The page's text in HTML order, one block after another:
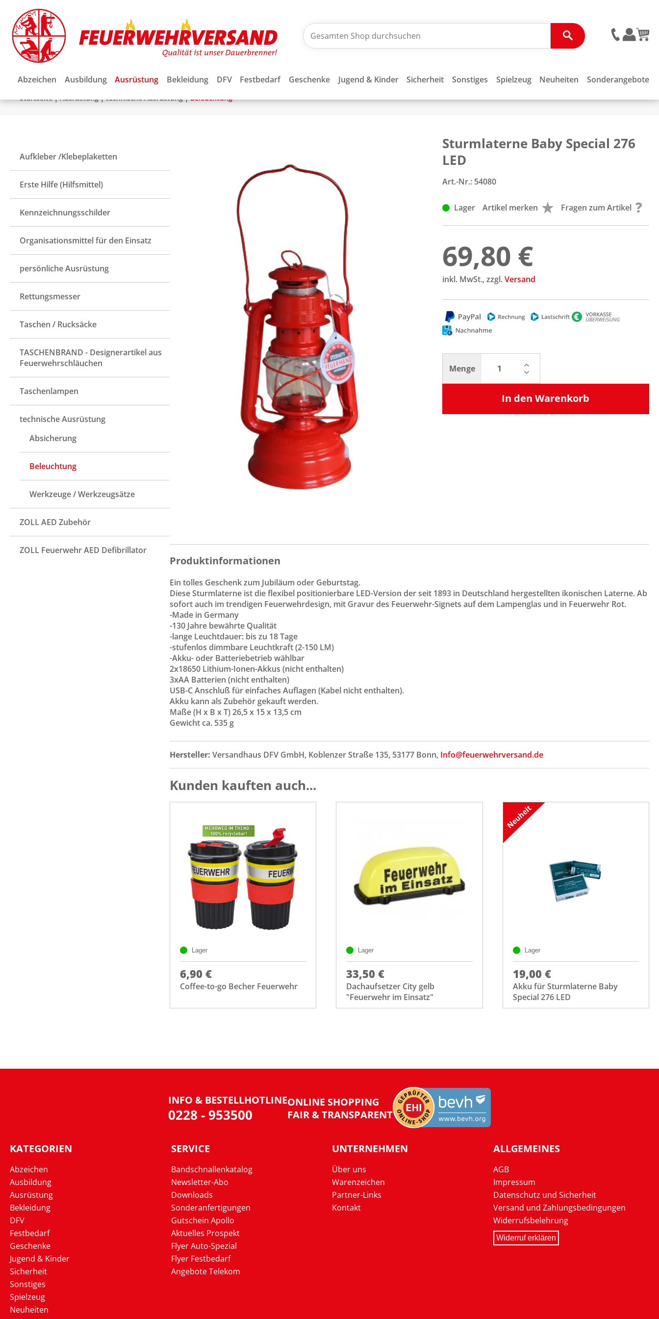
Abzeichen Ausbildung Ausrüstung Bekleidung DFV Festbedarf Geschenke Jugend & Kinder Sicherheit Sonstiges Spielzeug Neuheiten Sonderangebote
Startseite|Ausrüstung|technische Ausrüstung|Beleuchtung
Aufkleber /Klebeplaketten
Erste Hilfe (Hilfsmittel)
Kennzeichnungsschilder
Organisationsmittel für den Einsatz
persönliche Ausrüstung
Rettungsmesser
Taschen / Rucksäcke
TASCHENBRAND - Designerartikel aus
Feuerwehrschläuchen
Taschenlampen
technische Ausrüstung
Absicherung
Beleuchtung
Werkzeuge / Werkzeugsätze
ZOLL AED Zubehör
ZOLL Feuerwehr AED Defibrillator
Sturmlaterne Baby Special 276
LED
Art.-Nr.: 54080
Lager Artikel merken Fragen zum Artikel
69,80 €
inkl. MwSt., zzgl.Versand
Menge
In den Warenkorb
Produktinformationen
Ein tolles Geschenk zum Jubiläum oder Geburtstag.
Diese Sturmlaterne ist die flexibel positionierbare LED-Version der seit 1893 in Deutschland hergestellten ikonischen Laterne. Ab
sofort auch im trendigen Feuerwehrdesign, mit Gravur des Feuerwehr-Signets auf dem Lampenglas und in Feuerwehr Rot.
-Made in Germany
-130 Jahre bewährte Qualität
-lange Leuchtdauer: bis zu 18 Tage
-stufenlos dimmbare Leuchtkraft (2-150 LM)
-Akku- oder Batteriebetrieb wählbar
2x18650 Lithium-Ionen-Akkus (nicht enthalten)
3xAA Batterien (nicht enthalten)
USB-C Anschluß für einfaches Auflagen (Kabel nicht enthalten).
Akku kann als Zubehör gekauft werden.
Maße (H x B x T) 26,5 x 15 x 13,5 cm
Gewicht ca. 535 g
Hersteller: Versandhaus DFV GmbH, Koblenzer Straße 135, 53177 Bonn, Info@feuerwehrversand.de
Kunden kauften auch...
Lager
6,90 €
Coffee-to-go Becher Feuerwehr
Lager
33,50 €
Dachaufsetzer City gelb
"Feuerwehr im Einsatz"
Lager
19,00 €
Akku für Sturmlaterne Baby
Special 276 LED
INFO & BESTELLHOTLINE
0228 - 953500
ONLINE SHOPPING
FAIR & TRANSPARENT
KATEGORIEN
Abzeichen
Ausbildung
Ausrüstung
Bekleidung
DFV
Festbedarf
Geschenke
Jugend & Kinder
Sicherheit
Sonstiges
Spielzeug
Neuheiten
SERVICE
Bandschnallenkatalog
Newsletter-Abo
Downloads
Sonderanfertigungen
Gutschein Apollo
Aktuelles Prospekt
Flyer Auto-Spezial
Flyer Festbedarf
Angebote Telekom
UNTERNEHMEN
Über uns
Warenzeichen
Partner-Links
Kontakt
ALLGEMEINES
AGB
Impressum
Datenschutz und Sicherheit
Versand und Zahlungsbedingungen
Widerrufsbelehrung
Widerruf erklären